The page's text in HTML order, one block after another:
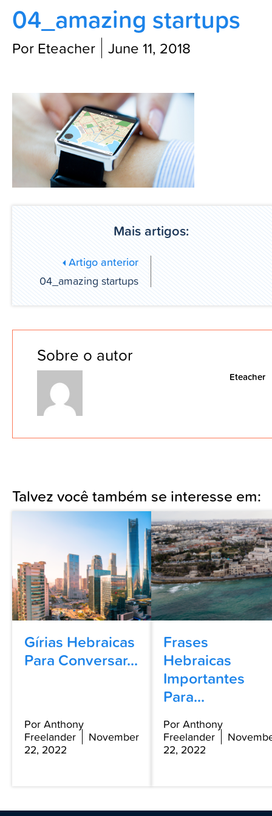
Blog
04_amazing startups
Por Eteacher June 11, 2018
Mais artigos:
Artigo anterior
04_amazing startups
Sobre o autor
Eteacher
Talvez você também se interesse em:
Gírias Hebraicas
Para Conversar...
Por Anthony
Freelander
November
22, 2022
Frases
Hebraicas
Importantes
Para...
Por Anthony
Freelander
22, 2022